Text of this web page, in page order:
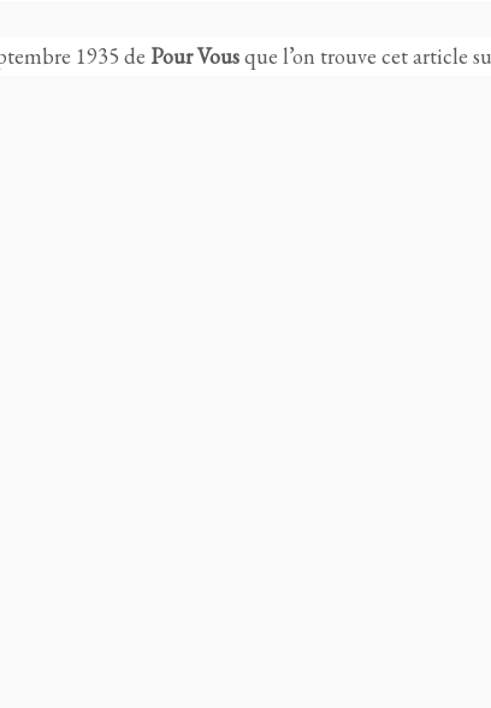
1935 de Pour Vousque l’on trouve cet article